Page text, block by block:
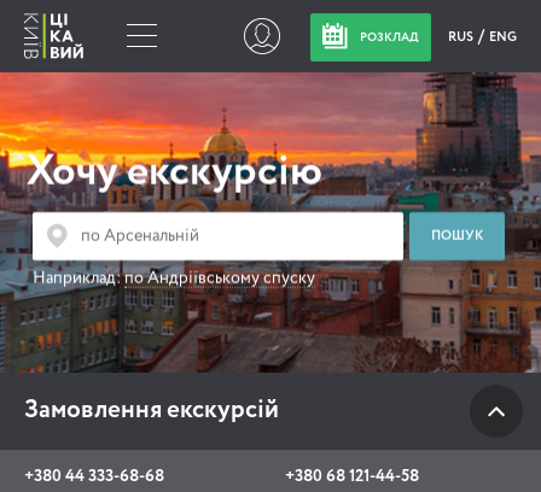
РОЗКЛАД RUS ENG
Хочу екскурсію
Наприклад:по Андріївському спуску
Замовлення екскурсій
+380 44 333-68-68
+380 68 121-44-58
Замовлення
екскурсій
+380 44 333-68-68
+380 68 121-44-58
tour@interesniy.kiev.ua
з 10.00 до 19:30 щоденно
Viber WhatsApp